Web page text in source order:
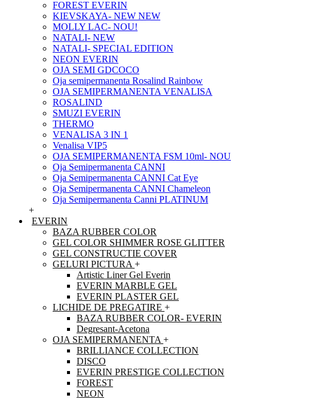
FOREST EVERIN
KIEVSKAYA- NEW NEW
MOLLY LAC- NOU!
NATALI- NEW
NATALI- SPECIAL EDITION
NEON EVERIN
OJA SEMI GDCOCO
Oja semipermanenta Rosalind Rainbow
OJA SEMIPERMANENTA VENALISA
ROSALIND
SMUZI EVERIN
THERMO
VENALISA 3 IN 1
Venalisa VIP5
OJA SEMIPERMANENTA FSM 10ml- NOU
Oja Semipermanenta CANNI
Oja Semipermanenta CANNI Cat Eye
Oja Semipermanenta CANNI Chameleon
Oja Semipermanenta Canni PLATINUM
+
EVERIN
BAZA RUBBER COLOR
GEL COLOR SHIMMER ROSE GLITTER
GEL CONSTRUCTIE COVER
GELURI PICTURA +
Artistic Liner Gel Everin
EVERIN MARBLE GEL
EVERIN PLASTER GEL
LICHIDE DE PREGATIRE +
BAZA RUBBER COLOR- EVERIN
Degresant-Acetona
OJA SEMIPERMANENTA +
BRILLIANCE COLLECTION
DISCO
EVERIN PRESTIGE COLLECTION
FOREST
NEON